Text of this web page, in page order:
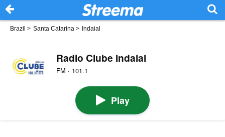
Brazil > Santa Catarina > Indaial
Radio Clube Indaial
FM · 101.1
Play